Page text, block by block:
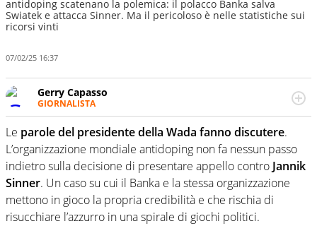
antidoping scatenano la polemica: il polacco Banka salva
Swiatek e attacca Sinner. Ma il pericoloso è nelle statistiche sui
ricorsi vinti
07/02/25 16:37
Gerry Capasso
GIORNALISTA
Per lui gli sport americani non hanno segreti: basket,
football, baseball e la capacità innata di trovare la notizia
dove altri non vedono granché
Le parole del presidente della Wada fanno discutere.
L’organizzazione mondiale antidoping non fa nessun passo
indietro sulla decisione di presentare appello contro Jannik
Sinner. Un caso su cui il Banka e la stessa organizzazione
mettono in gioco la propria credibilità e che rischia di
risucchiare l’azzurro in una spirale di giochi politici.